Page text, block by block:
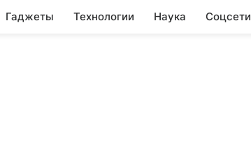
Гаджеты Технологии Наука Соцсети